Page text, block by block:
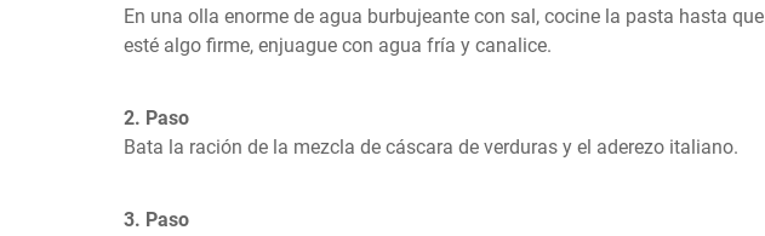
En una olla enorme de agua burbujeante con sal, cocine la pasta hasta que
esté algo firme, enjuague con agua fría y canalice.
2. Paso
Bata la ración de la mezcla de cáscara de verduras y el aderezo italiano.
3. Paso